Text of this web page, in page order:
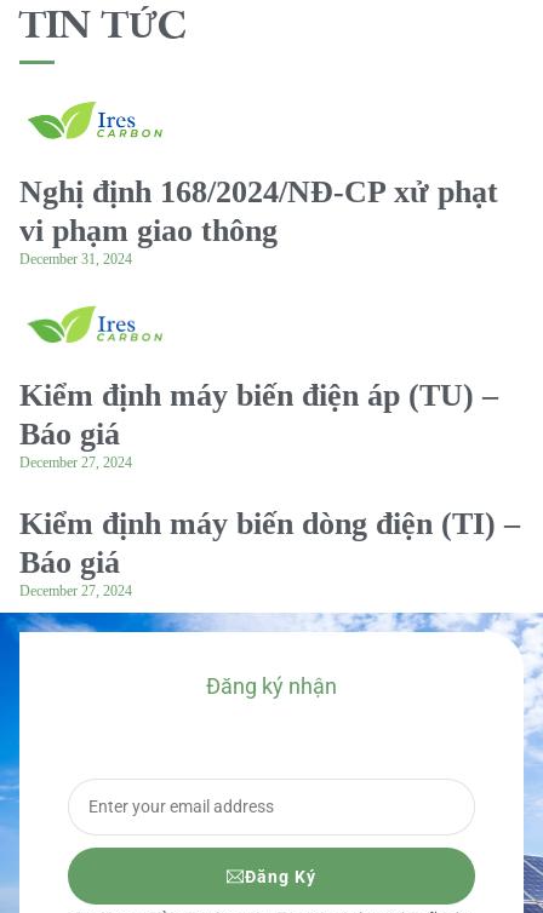
TIN TỨC
Nghị định 168/2024/NĐ-CP xử phạt
vi phạm giao thông
December 31, 2024
Kiểm định máy biến điện áp (TU) –
Báo giá
December 27, 2024
Kiểm định máy biến dòng điện (TI) –
Báo giá
December 27, 2024
Đăng ký nhận
Đăng Ký